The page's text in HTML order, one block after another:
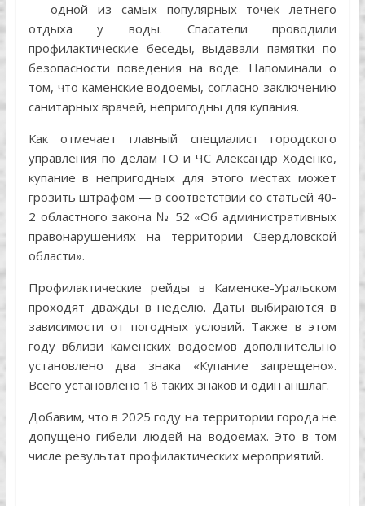
— одной из самых популярных точек летнего
отдыха у воды. Спасатели проводили
профилактические беседы, выдавали памятки по
безопасности поведения на воде. Напоминали о
том, что каменские водоемы, согласно заключению
санитарных врачей, непригодны для купания.
Как отмечает главный специалист городского
управления по делам ГО и ЧС Александр Ходенко,
купание в непригодных для этого местах может
грозить штрафом — в соответствии со статьей 40-
2 областного закона № 52 «Об административных
правонарушениях на территории Свердловской
области».
Профилактические рейды в Каменске-Уральском
проходят дважды в неделю. Даты выбираются в
зависимости от погодных условий. Также в этом
году вблизи каменских водоемов дополнительно
установлено два знака «Купание запрещено».
Всего установлено 18 таких знаков и один аншлаг.
Добавим, что в 2025 году на территории города не
допущено гибели людей на водоемах. Это в том
числе результат профилактических мероприятий.